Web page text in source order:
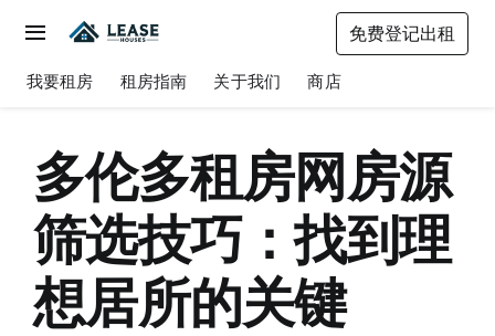
content
Toggle
Navigation
我要租房
租房指南
关于我们
商店
免费登记出租
我要租房 租房指南 关于我们 商店
多伦多租房网房源
筛选技巧：找到理
想居所的关键